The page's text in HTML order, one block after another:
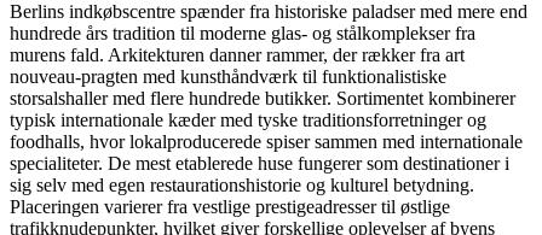
Berlins indkøbscentre spænder fra historiske paladser med mere end
hundrede års tradition til moderne glas- og stålkomplekser fra
murens fald. Arkitekturen danner rammer, der rækker fra art
nouveau-pragten med kunsthåndværk til funktionalistiske
storsalshaller med flere hundrede butikker. Sortimentet kombinerer
typisk internationale kæder med tyske traditionsforretninger og
foodhalls, hvor lokalproducerede spiser sammen med internationale
specialiteter. De mest etablerede huse fungerer som destinationer i
sig selv med egen restaurationshistorie og kulturel betydning.
Placeringen varierer fra vestlige prestigeadresser til østlige
trafikknudepunkter, hvilket giver forskellige oplevelser af byens